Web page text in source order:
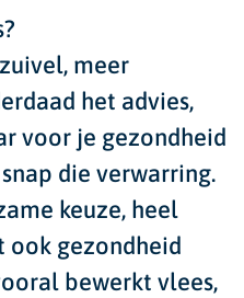
meer
het advies,
voor je gezondheid
die verwarring.
keuze, heel
ook gezondheid
bewerkt vlees,